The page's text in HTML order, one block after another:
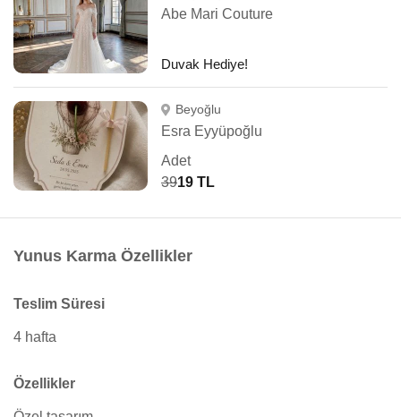
Abe Mari Couture
Duvak Hediye!
Beyoğlu
Esra Eyyüpoğlu
Adet
3919 TL
Yunus Karma Özellikler
Teslim Süresi
4 hafta
Özellikler